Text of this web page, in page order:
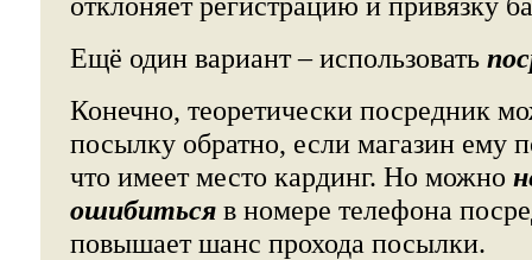
Ещё один вариант – использовать
Конечно, теоретически посредник
посылку обратно, если магазин ему
что имеет место кардинг. Но можно
ошибиться в номере телефона
повышает шанс прохода посылки.